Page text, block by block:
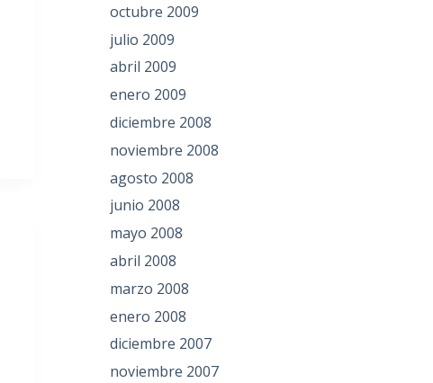
octubre 2009
julio 2009
abril 2009
enero 2009
diciembre 2008
noviembre 2008
agosto 2008
junio 2008
mayo 2008
abril 2008
marzo 2008
enero 2008
diciembre 2007
noviembre 2007